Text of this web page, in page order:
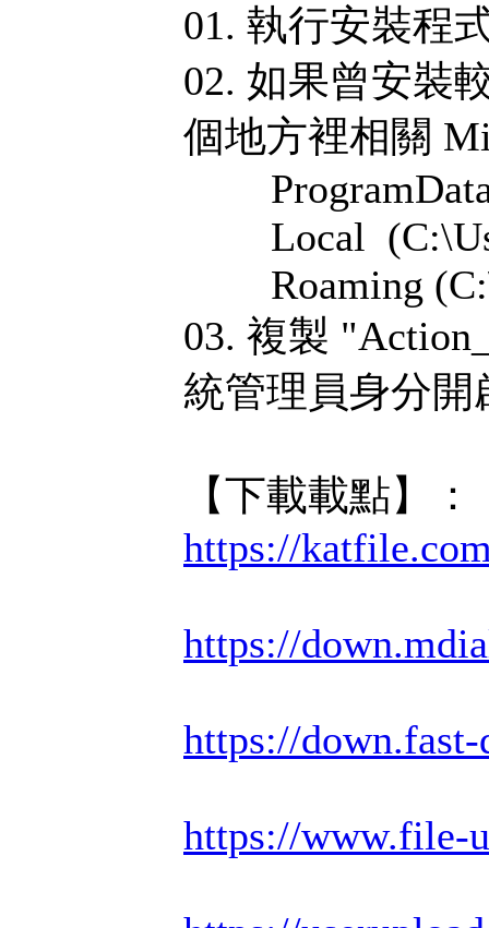
01. 執行安裝程
02. 如果曾安裝
個地方裡相關
Local
Roaming
03. 複製
統管理員身分開
【下載載點】：
https://
https://
https://
https://www.file-